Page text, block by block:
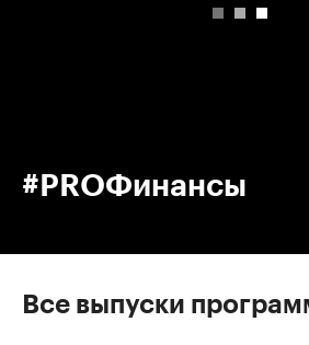
#PROФинансы
Все выпуски